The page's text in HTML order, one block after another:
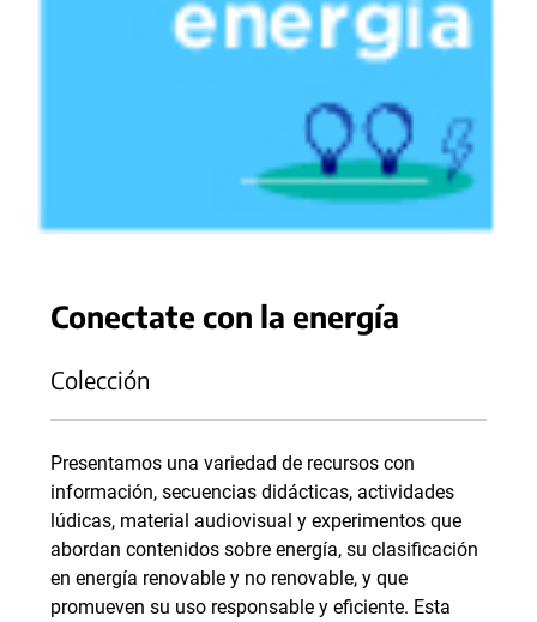
Conectate con la energía
Colección
Presentamos una variedad de recursos con
información, secuencias didácticas, actividades
lúdicas, material audiovisual y experimentos que
abordan contenidos sobre energía, su clasificación
en energía renovable y no renovable, y que
promueven su uso responsable y eficiente. Esta